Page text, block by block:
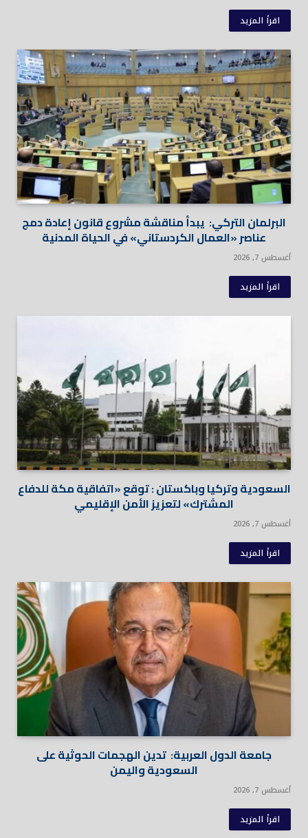
اقرأ المزيد
البرلمان التركي: يبدأ مناقشة مشروع قانون إعادة دمج
عناصر «العمال الكردستاني» في الحياة المدنية
أغسطس 7, 2026
اقرأ المزيد
السعودية وتركيا وباكستان : توقع «اتفاقية مكة للدفاع
المشترك» لتعزيز الأمن الإقليمي
أغسطس 7, 2026
اقرأ المزيد
جامعة الدول العربية: تدين الهجمات الحوثية على
السعودية واليمن
أغسطس 7, 2026
اقرأ المزيد